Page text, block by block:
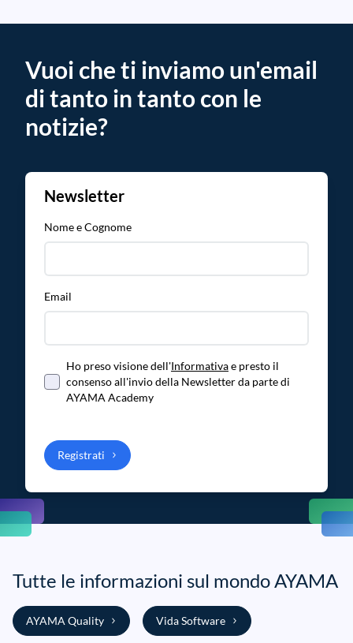
Vuoi che ti inviamo un'email
di tanto in tanto con le
notizie?
Newsletter
Nome e Cognome
Email
Ho preso visione dell'Informativae presto il
consenso all'invio della Newsletter da parte di
AYAMA Academy
Registrati
Tutte le informazioni sul mondo AYAMA
AYAMA Quality Vida Software